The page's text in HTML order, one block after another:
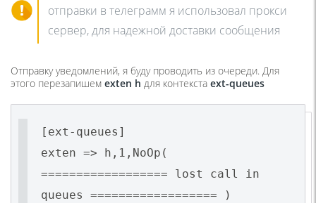
отправки в телеграмм я использовал прокси
сервер, для надежной доставки сообщения
Отправку уведомлений, я буду проводить из очереди. Для
этого перезапишем exten h для контекста ext-queues
[ext-queues]
exten => h,1,NoOp(
================== lost call in
queues ================== )